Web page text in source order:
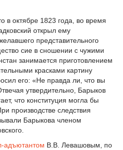
в октябре 1823 года, во время
открыл ему
представительного
сие в сношении с чужими
занимается приготовлением
красками картину
его: «Не правда ли, что вы
утвердительно, Барыков
что конституция могла бы
производстве следствия
Барыкова членом
адъютантом В.В. Левашовым, по